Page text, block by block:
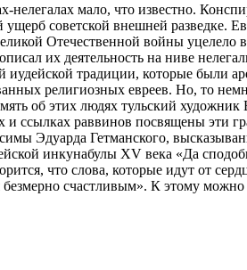
мало, что известно.
советской внешней разведке.
Отечественной войны
их деятельность на ниве
традиции, которые были
религиозных евреев. Но, то
об этих людях тульский
ссылках раввинов посвящены эти
Эдуарда Гетманского,
инкунабулы XV века «Да
что слова, которые идут от
безмерно счастливым». К этому